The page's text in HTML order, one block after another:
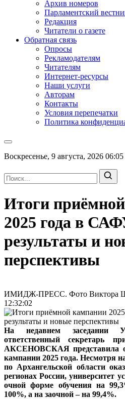
Архив номеров
Парламентский
Редакция
Читатели о газете
Обратная связь
Опросы
Рекламодателям
Читателям
Интернет-ресурсы
Наши услуги
Авторам
Контакты
Условия перепечатки
Политика
Воскресенье, 9 августа, 2026 06:05
Итоги
2025 года в
результаты и
перспективы
ИМИДЖ-ПРЕСС. Фото Виктора
12:32:02
На недавнем заседании
ответственный секретарь
АКСЕНОВСКАЯ представила
кампании 2025 года. Несмотря
по Архангельской области
регионах России, университет
очной форме обучения на
100%, а на заочной – на 99,4%.